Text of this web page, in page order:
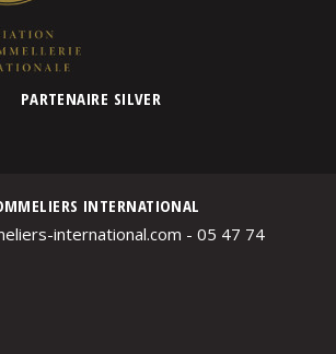
PARTENAIRE SILVER
INTERNATIONAL
international.com - 05 47 74